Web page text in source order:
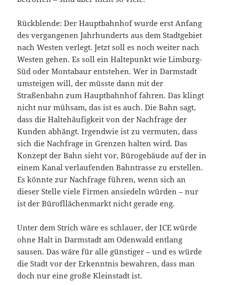
Rückblende: Der Hauptbahnhof wurde erst Anfang
des vergangenen Jahrhunderts aus dem Stadtgebiet
nach Westen verlegt. Jetzt soll es noch weiter nach
Westen gehen. Es soll ein Haltepunkt wie Limburg-
Süd oder Montabaur entstehen. Wer in Darmstadt
umsteigen will, der müsste dann mit der
Straßenbahn zum Hauptbahnhof fahren. Das klingt
nicht nur mühsam, das ist es auch. Die Bahn sagt,
dass die Haltehäufigkeit von der Nachfrage der
Kunden abhängt. Irgendwie ist zu vermuten, dass
sich die Nachfrage in Grenzen halten wird. Das
Konzept der Bahn sieht vor, Bürogebäude auf der in
einem Kanal verlaufenden Bahntrasse zu erstellen.
Es könnte zur Nachfrage führen, wenn sich an
dieser Stelle viele Firmen ansiedeln würden – nur
ist der Bürofllächenmarkt nicht gerade eng.
Unter dem Strich wäre es schlauer, der ICE würde
ohne Halt in Darmstadt am Odenwald entlang
sausen. Das wäre für alle günstiger – und es würde
die Stadt vor der Erkenntnis bewahren, dass man
doch nur eine große Kleinstadt ist.